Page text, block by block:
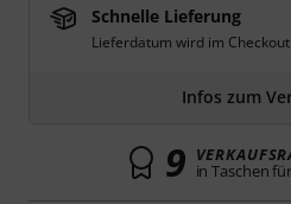
Schnelle Lieferung
Lieferdatum wird im
Infos zum
9 in Taschen